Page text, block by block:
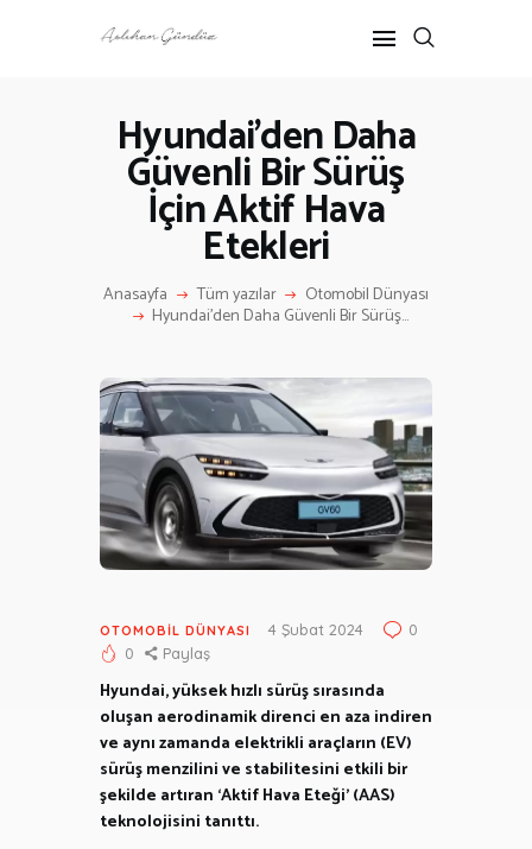
Hyundai’den Daha
Güvenli Bir Sürüş
İçin Aktif Hava
Etekleri
Anasayfa Tüm yazılar Otomobil Dünyası
Hyundai’den Daha Güvenli Bir Sürüş...
ANASAYFA
RÖPORTAJ
ANNE-ÇOCUK
KÜLTÜR SANAT
HAKKIMDA
İLETIŞIM
OTOMOBIL DÜNYASI 4 Şubat 2024
0
0
Paylaş
Hyundai, yüksek hızlı sürüş sırasında
oluşan aerodinamik direnci en aza indiren
ve aynı zamanda elektrikli araçların (EV)
sürüş menzilini ve stabilitesini etkili bir
şekilde artıran ‘Aktif Hava Eteği’ (AAS)
teknolojisini tanıttı.